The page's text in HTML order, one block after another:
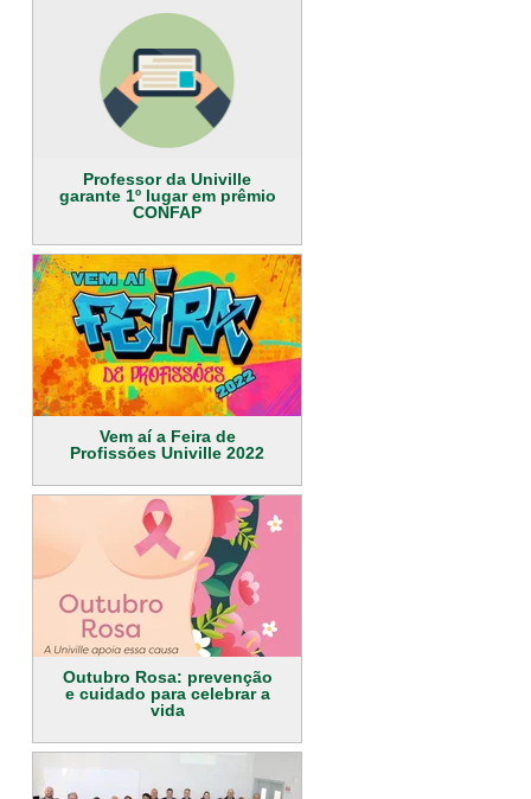
Professor da Univille
garante 1º lugar em prêmio
CONFAP
Vem aí a Feira de
Profissões Univille 2022
Outubro Rosa: prevenção
e cuidado para celebrar a
vida